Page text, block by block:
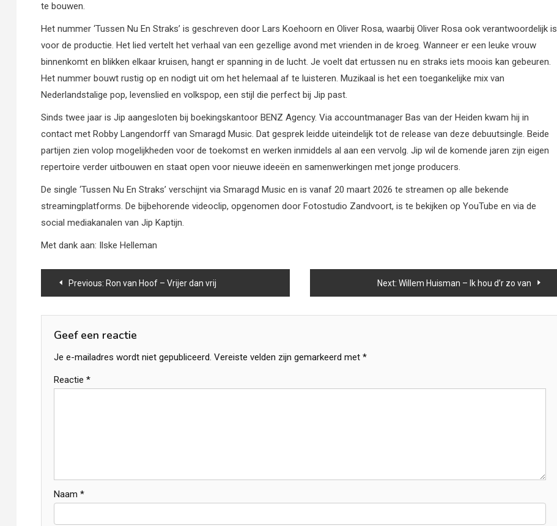
te bouwen.
Het nummer ‘Tussen Nu En Straks’ is geschreven door Lars Koehoorn en Oliver Rosa, waarbij Oliver Rosa ook verantwoordelijk is
voor de productie. Het lied vertelt het verhaal van een gezellige avond met vrienden in de kroeg. Wanneer er een leuke vrouw
binnenkomt en blikken elkaar kruisen, hangt er spanning in de lucht. Je voelt dat ertussen nu en straks iets moois kan gebeuren.
Het nummer bouwt rustig op en nodigt uit om het helemaal af te luisteren. Muzikaal is het een toegankelijke mix van
Nederlandstalige pop, levenslied en volkspop, een stijl die perfect bij Jip past.
Sinds twee jaar is Jip aangesloten bij boekingskantoor BENZ Agency. Via accountmanager Bas van der Heiden kwam hij in
contact met Robby Langendorff van Smaragd Music. Dat gesprek leidde uiteindelijk tot de release van deze debuutsingle. Beide
partijen zien volop mogelijkheden voor de toekomst en werken inmiddels al aan een vervolg. Jip wil de komende jaren zijn eigen
repertoire verder uitbouwen en staat open voor nieuwe ideeën en samenwerkingen met jonge producers.
De single ‘Tussen Nu En Straks’ verschijnt via Smaragd Music en is vanaf 20 maart 2026 te streamen op alle bekende
streamingplatforms. De bijbehorende videoclip, opgenomen door Fotostudio Zandvoort, is te bekijken op YouTube en via de
social mediakanalen van Jip Kaptijn.
Met dank aan: Ilske Helleman
Bericht
navigatie
Previous: Ron van Hoof – Vrijer dan vrij Next: Willem Huisman – Ik hou d’r zo van
Geef een reactie
Je e-mailadres wordt niet gepubliceerd. Vereiste velden zijn gemarkeerd met *
Reactie *
Naam *